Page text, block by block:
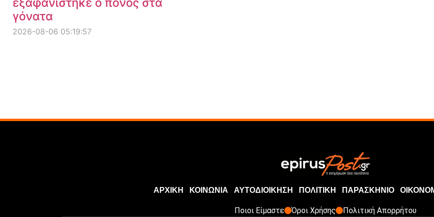
γόνατα
2026-08-06 05:19:57
ΑΡΧΙΚΗ ΚΟΙΝΩΝΙΑ ΑΥΤΟΔΙΟΙΚΗΣΗ ΠΟΛΙΤΙΚΗ ΠΑΡΑΣΚΗΝΙΟ
Ποιοι Είμαστε Όροι Χρήσης Πολιτική Απορρήτου